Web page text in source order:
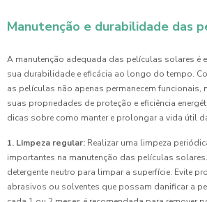
Manutenção e durabilidade das
A manutenção adequada das películas solares é
sua durabilidade e eficácia ao longo do tempo.
as películas não apenas permanecem funcionais,
suas propriedades de proteção e eficiência
dicas sobre como manter e prolongar a vida útil
1. Limpeza regular: Realizar uma limpeza
importantes na manutenção das películas
detergente neutro para limpar a superfície. Evite
abrasivos ou solventes que possam danificar a